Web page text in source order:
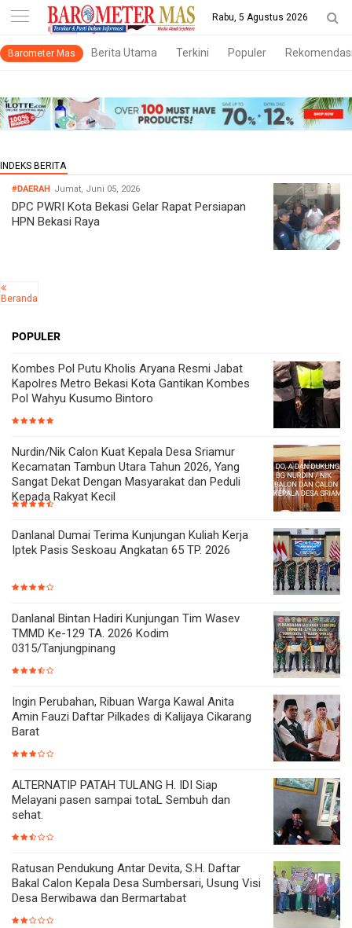
-->
Rabu, 5 Agustus 2026
Barometer Mas Berita Utama Terkini Populer
#DAERAH Jumat, Juni 05, 2026
DPC PWRI Kota Bekasi Gelar Rapat Persiapan
HPN Bekasi Raya
Beranda
POPULER
Kombes Pol Putu Kholis Aryana Resmi Jabat
Kapolres Metro Bekasi Kota Gantikan Kombes
Pol Wahyu Kusumo Bintoro
Nurdin/Nik Calon Kuat Kepala Desa Sriamur
Kecamatan Tambun Utara Tahun 2026, Yang
Sangat Dekat Dengan Masyarakat dan Peduli
Kepada Rakyat Kecil
Danlanal Dumai Terima Kunjungan Kuliah Kerja
Iptek Pasis Seskoau Angkatan 65 TP. 2026
Danlanal Bintan Hadiri Kunjungan Tim Wasev
TMMD Ke-129 TA. 2026 Kodim
0315/Tanjungpinang
Ingin Perubahan, Ribuan Warga Kawal Anita
Amin Fauzi Daftar Pilkades di Kalijaya Cikarang
Barat
ALTERNATIP PATAH TULANG H. IDI Siap
Melayani pasen sampai totaL Sembuh dan
sehat.
Ratusan Pendukung Antar Devita, S.H. Daftar
Bakal Calon Kepala Desa Sumbersari, Usung Visi
Desa Berwibawa dan Bermartabat